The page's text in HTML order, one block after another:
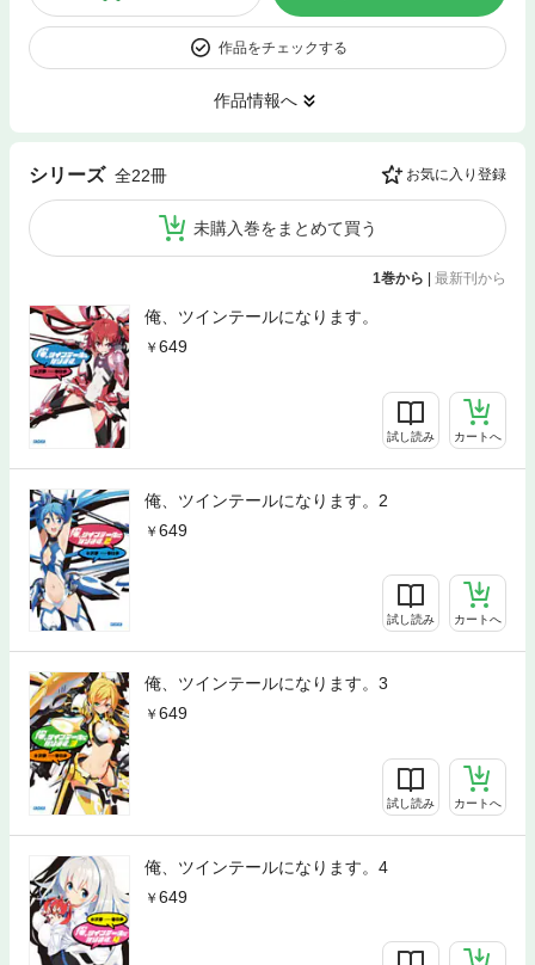
作品をチェックする
作品情報へ
シリーズ 全22冊 お気に入り登録
未購入巻をまとめて買う
1巻から 最新刊から
俺、ツインテールになります。
649
試し読み カートへ
俺、ツインテールになります。2
649
試し読み カートへ
俺、ツインテールになります。3
649
試し読み カートへ
俺、ツインテールになります。4
649